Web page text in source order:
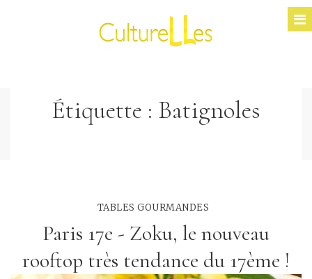
Étiquette : Batignoles
TABLES GOURMANDES
Paris 17e - Zoku, le nouveau
rooftop très tendance du 17ème !